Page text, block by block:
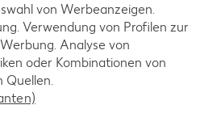
Weitere Angebote anzeigen
von Werbeanzeigen.
Verwendung von Profilen zur
Analyse von
oder Kombinationen von
Quellen.